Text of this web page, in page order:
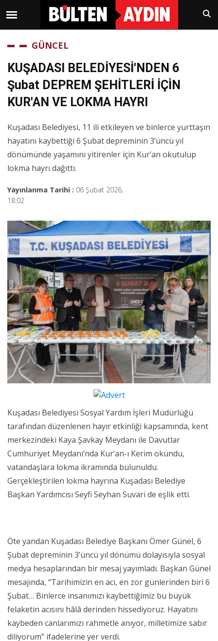
GÜNCEL
KUŞADASI BELEDİYESİ'NDEN 6
Şubat DEPREM ŞEHİTLERİ İÇİN
KUR'AN VE LOKMA HAYRI
Kuşadası Belediyesi, 11 ili etkileyen ve binlerce yurttaşın
hayatını kaybettiği 6 Şubat depreminin 3’üncü yıl
dönümünde yaşamını yitirenler için Kur’an okutulup
lokma hayrı dağıttı.
Yayınlanma Tarihi : 06 Şubat 2026,
18:02
Kuşadası Belediyesi Sosyal Yardım İşleri Müdürlüğü
tarafından düzenlenen hayır etkinliği kapsamında, kent
merkezindeki Kaya Şavkay Meydanı ile Davutlar
Cumhuriyet Meydanı’nda Kur’an-ı Kerim okundu,
vatandaşlara lokma ikramında bulunuldu.
Gerçekleştirilen lokma hayrına Kuşadası Belediye
Başkan Yardımcısı Seyfi Seyhan Suvari de eşlik etti.
Öte yandan Kuşadası Belediye Başkanı Ömer Günel, 6
Şubat depreminin 3’üncü yıl dönümü dolayısıyla sosyal
medya hesaplarından bir mesaj yayımladı. Başkan Günel
mesajında, “Tarihimizin en acı, en zor günlerinden biri 6
Şubat… Binlerce insanımızı kaybettiğimiz bu büyük
felaketin acısını hâlâ derinden hissediyoruz. Hayatını
kaybeden canlarımızı rahmetle anıyor, milletimize sabır
diliyorum” ifadelerine yer verdi.